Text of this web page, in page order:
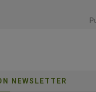
NEWSLETTER